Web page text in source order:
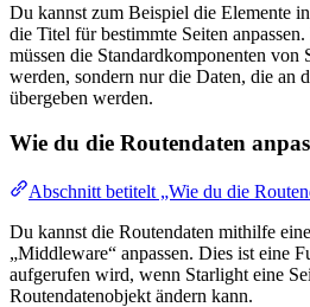
Du kannst zum Beispiel die Elemente
die Titel für bestimmte Seiten
müssen die Standardkomponenten von
werden, sondern nur die Daten, die an
übergeben werden.
Wie du die Routendaten
Abschnitt betitelt „Wie du die
Du kannst die Routendaten mithilfe
„Middleware“ anpassen. Dies ist eine
aufgerufen wird, wenn Starlight eine
Routendatenobjekt ändern kann.